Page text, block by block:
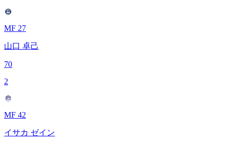
MF 27
山口 卓己
70
2
MF 42
イサカ ゼイン